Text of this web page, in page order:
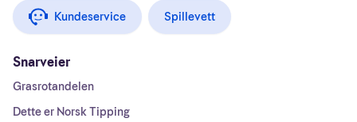
Kundeservice Spillevett
Snarveier
Grasrotandelen
Dette er Norsk Tipping